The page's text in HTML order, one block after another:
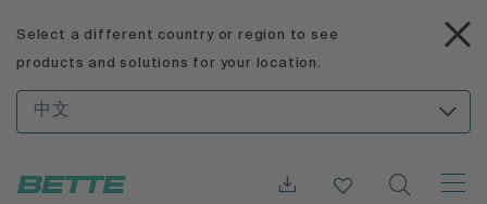
Select a different country or region to see
products and solutions for your location.
中文